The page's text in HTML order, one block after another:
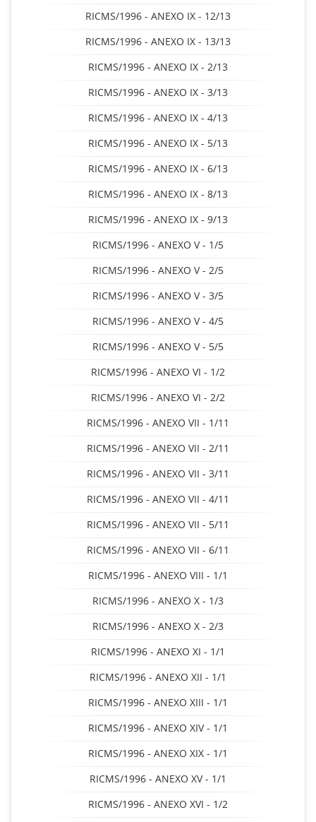
RICMS/1996 - ANEXO IX - 12/13
RICMS/1996 - ANEXO IX - 13/13
RICMS/1996 - ANEXO IX - 2/13
RICMS/1996 - ANEXO IX - 3/13
RICMS/1996 - ANEXO IX - 4/13
RICMS/1996 - ANEXO IX - 5/13
RICMS/1996 - ANEXO IX - 6/13
RICMS/1996 - ANEXO IX - 8/13
RICMS/1996 - ANEXO IX - 9/13
RICMS/1996 - ANEXO V - 1/5
RICMS/1996 - ANEXO V - 2/5
RICMS/1996 - ANEXO V - 3/5
RICMS/1996 - ANEXO V - 4/5
RICMS/1996 - ANEXO V - 5/5
RICMS/1996 - ANEXO VI - 1/2
RICMS/1996 - ANEXO VI - 2/2
RICMS/1996 - ANEXO VII - 1/11
RICMS/1996 - ANEXO VII - 2/11
RICMS/1996 - ANEXO VII - 3/11
RICMS/1996 - ANEXO VII - 4/11
RICMS/1996 - ANEXO VII - 5/11
RICMS/1996 - ANEXO VII - 6/11
RICMS/1996 - ANEXO VIII - 1/1
RICMS/1996 - ANEXO X - 1/3
RICMS/1996 - ANEXO X - 2/3
RICMS/1996 - ANEXO XI - 1/1
RICMS/1996 - ANEXO XII - 1/1
RICMS/1996 - ANEXO XIII - 1/1
RICMS/1996 - ANEXO XIV - 1/1
RICMS/1996 - ANEXO XIX - 1/1
RICMS/1996 - ANEXO XV - 1/1
RICMS/1996 - ANEXO XVI - 1/2